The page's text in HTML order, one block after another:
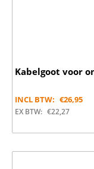
Kabelgoot voor
INCL BTW: €26,95
EX BTW: €22,27